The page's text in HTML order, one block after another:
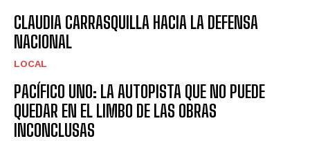
CLAUDIA CARRASQUILLA HACIA LA DEFENSA
NACIONAL
LOCAL
PACÍFICO UNO: LA AUTOPISTA QUE NO PUEDE
QUEDAR EN EL LIMBO DE LAS OBRAS
INCONCLUSAS